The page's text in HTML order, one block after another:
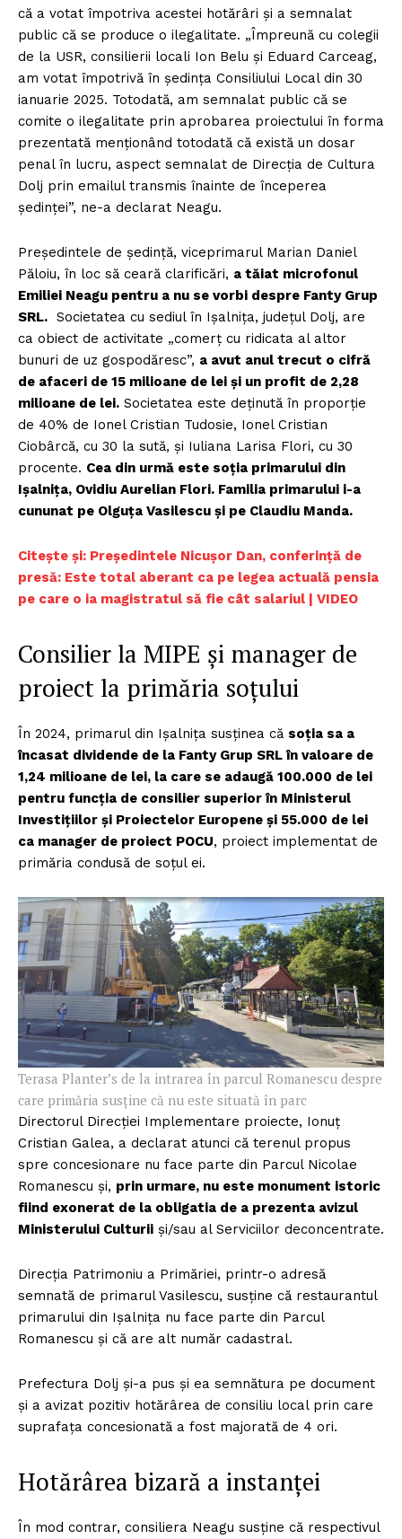
că a votat împotriva acestei hotărâri și a semnalat
public că se produce o ilegalitate. „Împreună cu colegii
de la USR, consilierii locali Ion Belu și Eduard Carceag,
am votat împotrivă în ședința Consiliului Local din 30
ianuarie 2025. Totodată, am semnalat public că se
comite o ilegalitate prin aprobarea proiectului în forma
prezentată menționând totodată că există un dosar
penal în lucru, aspect semnalat de Direcția de Cultura
Dolj prin emailul transmis înainte de începerea
ședinței”, ne-a declarat Neagu.
Președintele de ședință, viceprimarul Marian Daniel
Păloiu, în loc să ceară clarificări, a tăiat microfonul
Emiliei Neagu pentru a nu se vorbi despre Fanty Grup
SRL. Societatea cu sediul în Ișalnița, județul Dolj, are
ca obiect de activitate „comerț cu ridicata al altor
bunuri de uz gospodăresc”, a avut anul trecut o cifră
de afaceri de 15 milioane de lei și un profit de 2,28
milioane de lei. Societatea este deținută în proporție
de 40% de Ionel Cristian Tudosie, Ionel Cristian
Ciobârcă, cu 30 la sută, și Iuliana Larisa Flori, cu 30
procente. Cea din urmă este soția primarului din
Ișalnița, Ovidiu Aurelian Flori. Familia primarului i-a
cununat pe Olguța Vasilescu și pe Claudiu Manda.
Citește și: Președintele Nicușor Dan, conferință de
presă: Este total aberant ca pe legea actuală pensia
pe care o ia magistratul să fie cât salariul | VIDEO
Consilier la MIPE și manager de
proiect la primăria soțului
În 2024, primarul din Ișalnița susținea că soția sa a
încasat dividende de la Fanty Grup SRL în valoare de
1,24 milioane de lei, la care se adaugă 100.000 de lei
pentru funcția de consilier superior în Ministerul
Investițiilor și Proiectelor Europene și 55.000 de lei
ca manager de proiect POCU, proiect implementat de
primăria condusă de soțul ei.
Terasa Planter’s de la intrarea în parcul Romanescu despre
care primăria susține că nu este situată în parc
Directorul Direcției Implementare proiecte, Ionuț
Cristian Galea, a declarat atunci că terenul propus
spre concesionare nu face parte din Parcul Nicolae
Romanescu și, prin urmare, nu este monument istoric
fiind exonerat de la obligatia de a prezenta avizul
Ministerului Culturii și/sau al Serviciilor deconcentrate.
Direcția Patrimoniu a Primăriei, printr-o adresă
semnată de primarul Vasilescu, susține că restaurantul
primarului din Ișalnița nu face parte din Parcul
Romanescu și că are alt număr cadastral.
Prefectura Dolj și-a pus și ea semnătura pe document
și a avizat pozitiv hotărârea de consiliu local prin care
suprafața concesionată a fost majorată de 4 ori.
Hotărârea bizară a instanței
În mod contrar, consiliera Neagu susține că respectivul